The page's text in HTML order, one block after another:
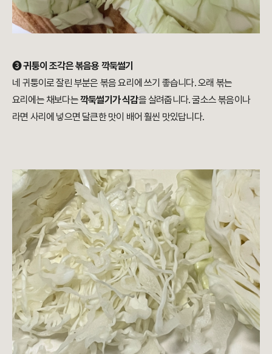
➌귀퉁이 조각은 볶음용 깍둑썰기
네 귀퉁이로 잘린 부분은 볶음 요리에 쓰기 좋습니다. 오래 볶는
요리에는 채보다는깍둑썰기가 식감을 살려줍니다. 굴소스 볶음이나
라면 사리에 넣으면 달큰한 맛이 배어 훨씬 맛있답니다.